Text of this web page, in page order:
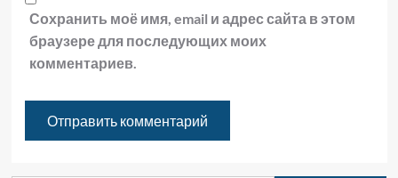
Сохранить моё имя, email и адрес сайта в этом
браузере для последующих моих
комментариев.